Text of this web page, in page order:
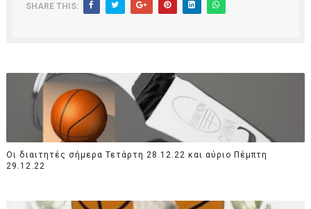
SHARE THIS:
Οι διαιτητές σήμερα Τετάρτη 28.12.22 και αύριο Πέμπτη
29.12.22